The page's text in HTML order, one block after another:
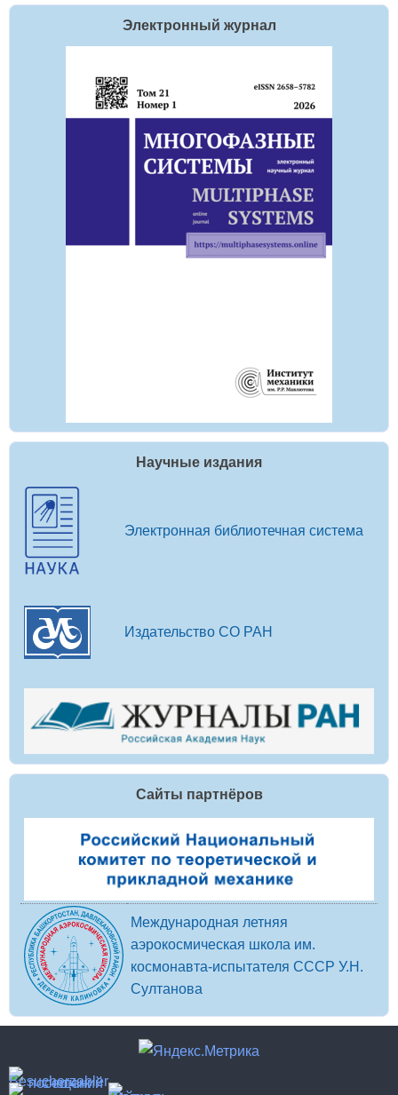
Электронный журнал
Научные издания
Электронная библиотечная система
Издательство СО РАН
Сайты партнёров
Международная летняя
аэрокосмическая школа им.
космонавта-испытателя СССР У.Н.
Султанова